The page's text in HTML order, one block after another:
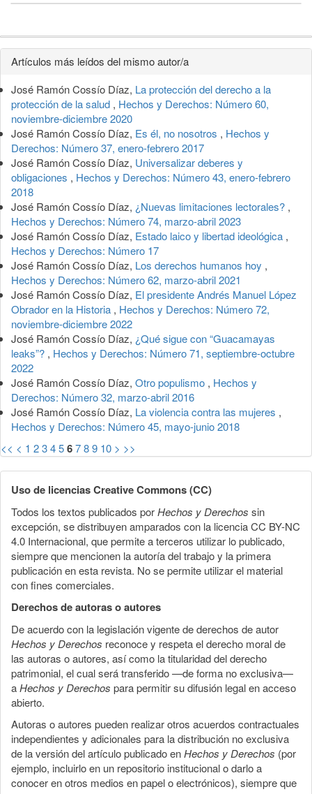
Detalles
del
artículo
Artículos más leídos del mismo autor/a
José Ramón Cossío Díaz, La protección del derecho a la
protección de la salud , Hechos y Derechos: Número 60,
noviembre-diciembre 2020
José Ramón Cossío Díaz, Es él, no nosotros , Hechos y
Derechos: Número 37, enero-febrero 2017
José Ramón Cossío Díaz, Universalizar deberes y
obligaciones , Hechos y Derechos: Número 43, enero-febrero
2018
José Ramón Cossío Díaz, ¿Nuevas limitaciones lectorales? ,
Hechos y Derechos: Número 74, marzo-abril 2023
José Ramón Cossío Díaz, Estado laico y libertad ideológica ,
Hechos y Derechos: Número 17
José Ramón Cossío Díaz, Los derechos humanos hoy ,
Hechos y Derechos: Número 62, marzo-abril 2021
José Ramón Cossío Díaz, El presidente Andrés Manuel López
Obrador en la Historia , Hechos y Derechos: Número 72,
noviembre-diciembre 2022
José Ramón Cossío Díaz, ¿Qué sigue con “Guacamayas
leaks”? , Hechos y Derechos: Número 71, septiembre-octubre
2022
José Ramón Cossío Díaz, Otro populismo , Hechos y
Derechos: Número 32, marzo-abril 2016
José Ramón Cossío Díaz, La violencia contra las mujeres ,
Hechos y Derechos: Número 45, mayo-junio 2018
<< < 1 23456789 10 > >>
Uso de licencias Creative Commons (CC)
Todos los textos publicados porHechos y Derechos sin
excepción, se distribuyen amparados con la licencia CC BY-NC
4.0 Internacional, que permite a terceros utilizar lo publicado,
siempre que mencionen la autoría del trabajo y la primera
publicación en esta revista. No se permite utilizar el material
con fines comerciales.
Derechos de autoras o autores
De acuerdo con la legislación vigente de derechos de autor
Hechos y Derechos reconoce y respeta el derecho moral de
las autoras o autores, así como la titularidad del derecho
patrimonial, el cual será transferido —de forma no exclusiva—
aHechos y Derechos para permitir su difusión legal en acceso
abierto.
Autoras o autores pueden realizar otros acuerdos contractuales
independientes y adicionales para la distribución no exclusiva
de la versión del artículo publicado enHechos y Derechos (por
ejemplo, incluirlo en un repositorio institucional o darlo a
conocer en otros medios en papel o electrónicos), siempre que